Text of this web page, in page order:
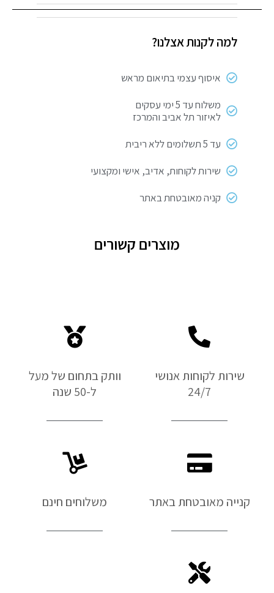
מים
ניקל
ענתיק
למה לקנות אצלנו?
איסוף עצמי בתיאום מראש
משלוח עד 5 ימי עסקים
לאיזור תל אביב והמרכז
עד 5 תשלומים ללא ריבית
שירות לקוחות, אדיב, אישי ומקצועי
קניה מאובטחת באתר
מוצרים קשורים
שירות לקוחות אנושי
24/7
וותק בתחום של מעל
ל-50 שנה
קנייה מאובטחת באתר משלוחים חינם